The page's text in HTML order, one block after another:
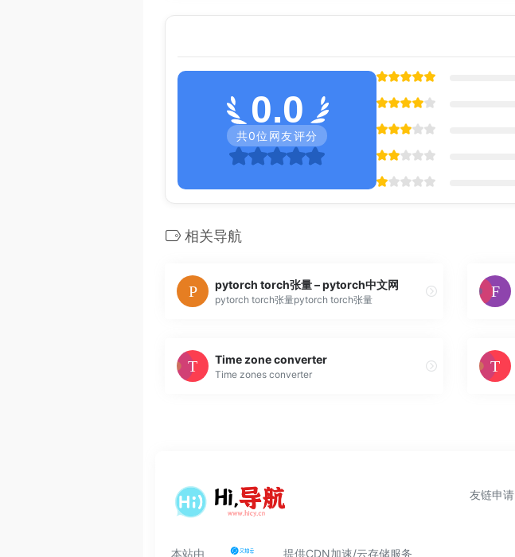
0.0
共0位网友评分
相关导航
pytorch torch张量 – pytorch中文网
pytorch torch张量pytorch torch张量
Time zone converter
Time zones converter
本站由 提供CDN加速/云存储服务
友链申请